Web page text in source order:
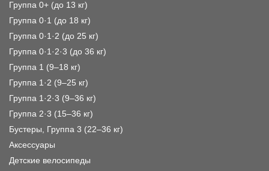
Группа 0+ (до 13 кг)
Группа 0·1 (до 18 кг)
Группа 0·1·2 (до 25 кг)
Группа 0·1·2·3 (до 36 кг)
Группа 1 (9–18 кг)
Группа 1·2 (9–25 кг)
Группа 1·2·3 (9–36 кг)
Группа 2·3 (15–36 кг)
Бустеры, Группа 3 (22–36 кг)
Аксессуары
Детские велосипеды